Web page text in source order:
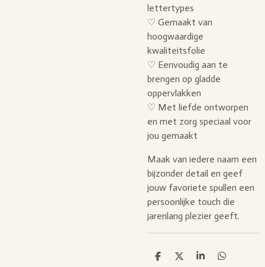
lettertypes
♡ Gemaakt van
hoogwaardige
kwaliteitsfolie
♡ Eenvoudig aan te
brengen op gladde
oppervlakken
♡ Met liefde ontworpen
en met zorg speciaal voor
jou gemaakt
Maak van iedere naam een
bijzonder detail en geef
jouw favoriete spullen een
persoonlijke touch die
jarenlang plezier geeft.
D
D
S
D